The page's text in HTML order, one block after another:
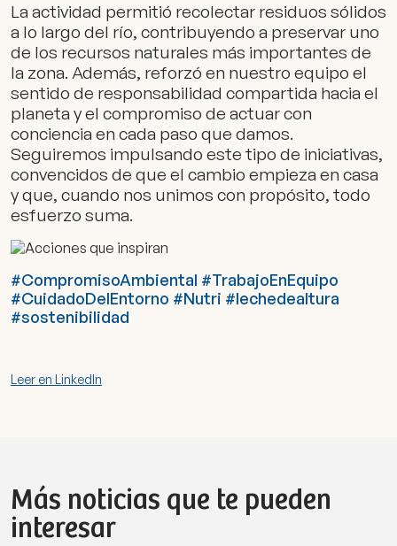
La actividad permitió recolectar residuos sólidos
a lo largo del río, contribuyendo a preservar uno
de los recursos naturales más importantes de
la zona. Además, reforzó en nuestro equipo el
sentido de responsabilidad compartida hacia el
planeta y el compromiso de actuar con
conciencia en cada paso que damos.
Seguiremos impulsando este tipo de iniciativas,
convencidos de que el cambio empieza en casa
y que, cuando nos unimos con propósito, todo
esfuerzo suma.
#CompromisoAmbiental #TrabajoEnEquipo
#CuidadoDelEntorno #Nutri #lechedealtura
#sostenibilidad
Leer en LinkedIn
Más noticias que te pueden
interesar